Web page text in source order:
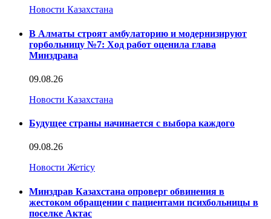
Новости Казахстана
В Алматы строят амбулаторию и модернизируют
горбольницу №7: Ход работ оценила глава
Минздрава
09.08.26
Новости Казахстана
Будущее страны начинается с выбора каждого
09.08.26
Новости Жетісу
Минздрав Казахстана опроверг обвинения в
жестоком обращении с пациентами психбольницы в
поселке Актас